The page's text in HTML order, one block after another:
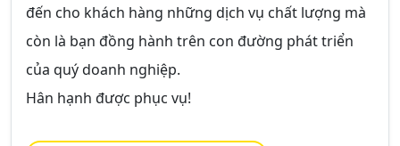
đến cho khách hàng những dịch vụ chất lượng mà
còn là bạn đồng hành trên con đường phát triển
của quý doanh nghiệp.
Hân hạnh được phục vụ!